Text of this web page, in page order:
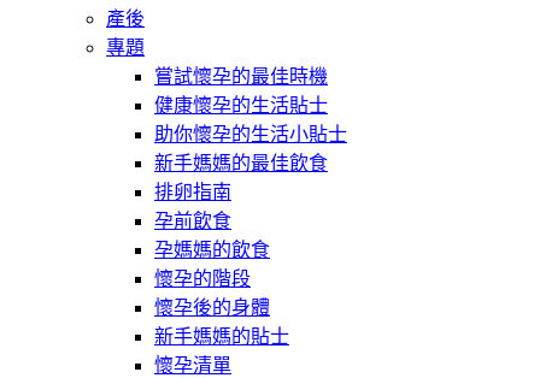
產後
專題
嘗試懷孕的最佳時機
健康懷孕的生活貼士
助你懷孕的生活小貼士
新手媽媽的最佳飲食
排卵指南
孕前飲食
孕媽媽的飲食
懷孕的階段
懷孕後的身體
新手媽媽的貼士
懷孕清單